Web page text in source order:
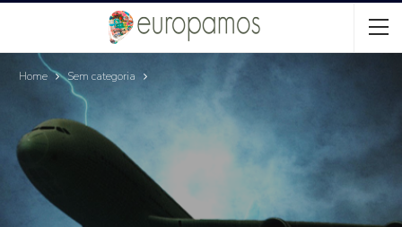
Home Sem categoria